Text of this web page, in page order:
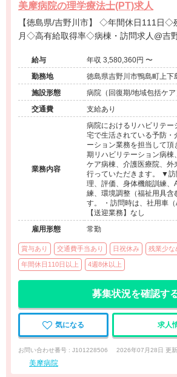
美摩病院の理学療法士(PT)求人
【徳島県/吉野川市】 ◇年間休日111日◇残業少め◇賞与3.5ヶ
月◇高有給取得率◇病棟・訪問求人@吉
給与
年収 3,580,360円 〜
勤務地
徳島県吉野川市鴨島町上下
施設形態
病院（回復期/地域包括ケ
（デイサービス/訪問看護
交通費 支給あり
業務内容
病院におけるリハビリテー
宅で生活されている予防・
ーション業務を担当して
期リハビリテーション病棟
ケア病棟、介護医療院、外
行っていただきます。 ▼
理、評価、身体機能訓練、
練、環境調整（福祉用具含
す。 ・訪問時は、社用車（
【送迎業務】なし
雇用形態
常勤
賞与あり 交通費手当あり 日祝休み 残業少な
年間休日110日以上 4週8休以上
募集状況を確認す
気になる 求人
お問い合わせ番号 : J101228506 2026年07月28日 更新
美摩病院